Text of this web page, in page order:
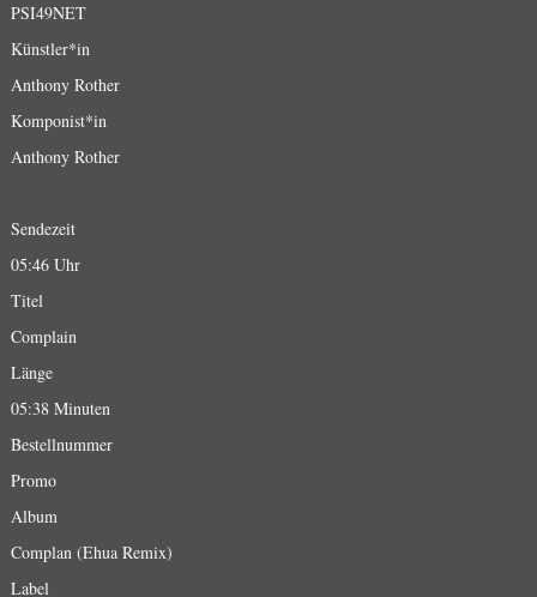
PSI49NET
Künstler*in
Anthony Rother
Komponist*in
Anthony Rother
Sendezeit
05:46 Uhr
Titel
Complain
Länge
05:38 Minuten
Bestellnummer
Promo
Album
Complan (Ehua Remix)
Label